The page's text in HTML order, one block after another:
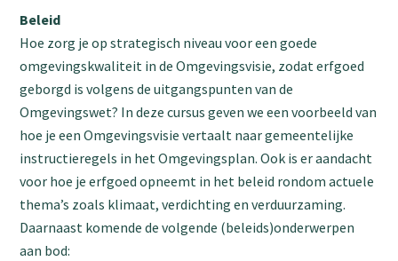
Beleid
Hoe zorg je op strategisch niveau voor een goede
omgevingskwaliteit in de Omgevingsvisie, zodat erfgoed
geborgd is volgens de uitgangspunten van de
Omgevingswet? In deze cursus geven we een voorbeeld van
hoe je een Omgevingsvisie vertaalt naar gemeentelijke
instructieregels in het Omgevingsplan. Ook is er aandacht
voor hoe je erfgoed opneemt in het beleid rondom actuele
thema’s zoals klimaat, verdichting en verduurzaming.
Daarnaast komende de volgende (beleids)onderwerpen
aan bod: